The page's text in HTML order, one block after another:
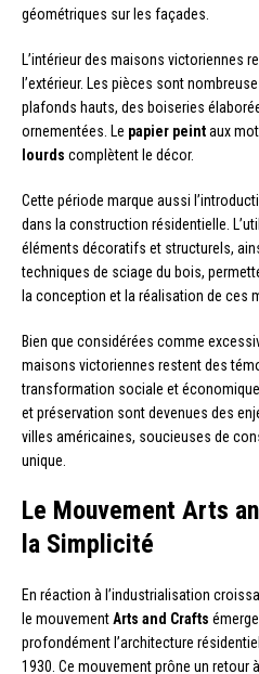
géométriques sur les façades.
L’intérieur des maisons victoriennes
l’extérieur. Les pièces sont
plafonds hauts, des boiseries
ornementées. Le papier peintaux
lourds complètent le décor.
Cette période marque aussi
dans la construction résidentielle.
éléments décoratifs et structurels,
techniques de sciage du bois,
la conception et la réalisation de ces
Bien que considérées comme
maisons victoriennes restent des
transformation sociale et
et préservation sont devenues des
villes américaines, soucieuses de
unique.
Le Mouvement Arts
la Simplicité
En réaction à l’industrialisation
le mouvementArts and Crafts
profondément l’architecture
1930. Ce mouvement prône un retour